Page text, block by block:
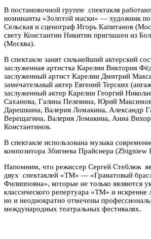
В постановочной группе спектакля
номинанты «Золотой маски» — художник
Сельская и сценограф Игорь Капитанов
свету Константин Никитин приглашен из
(Москва).
В спектакле занят сильнейший актерский
заслуженная артистка Карелии Виктория
заслуженный артист Карелии Дмитрий
замечательный актер Евгений Терских
заслуженный актер Карелии Георгий
Саханова, Галина Пелевина, Юрий
Дарешкина, Валерия Ломакина, Александр
Верещагина, Валерия Ломакина, Анна
Константинов.
В спектакле использована музыка
композитора Збигнева Прайснера (Zbigniew
Напомним, что режиссер Сергей Стеблюк
двух спектаклей «ТМ» — «Гранатовый
Филипповна», которые не только являются
классического репертуара «ТМ» и
но и неоднократно отмечены
международных театральных фестивалях.